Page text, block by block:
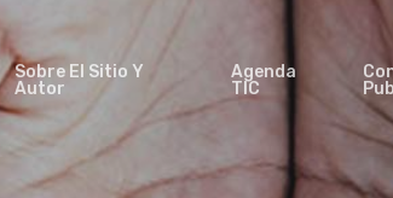
Sobre El Sitio Y
Autor
Agenda
TIC